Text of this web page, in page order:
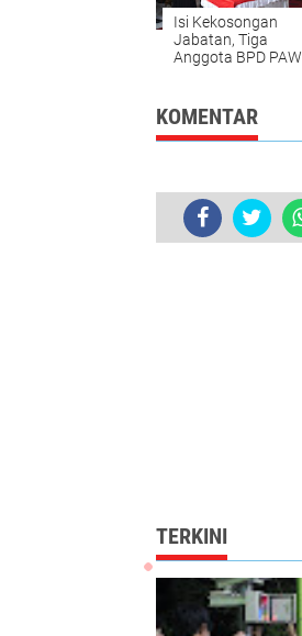
Isi Kekosongan
Jabatan, Tiga
Anggota BPD PAW
KOMENTAR
TERKINI